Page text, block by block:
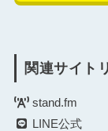
関連サイト
stand.fm
LINE公式